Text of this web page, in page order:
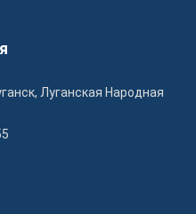
Луганская Народная